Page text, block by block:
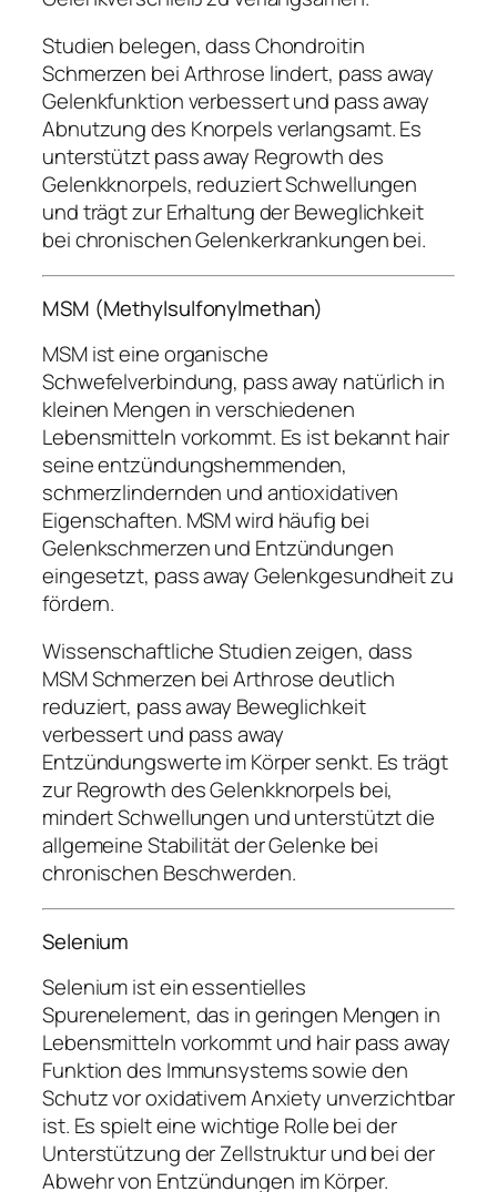
Studien belegen, dass Chondroitin
Schmerzen bei Arthrose lindert, pass away
Gelenkfunktion verbessert und pass away
Abnutzung des Knorpels verlangsamt. Es
unterstützt pass away Regrowth des
Gelenkknorpels, reduziert Schwellungen
und trägt zur Erhaltung der Beweglichkeit
bei chronischen Gelenkerkrankungen bei.
MSM (Methylsulfonylmethan)
MSM ist eine organische
Schwefelverbindung, pass away natürlich in
kleinen Mengen in verschiedenen
Lebensmitteln vorkommt. Es ist bekannt hair
seine entzündungshemmenden,
schmerzlindernden und antioxidativen
Eigenschaften. MSM wird häufig bei
Gelenkschmerzen und Entzündungen
eingesetzt, pass away Gelenkgesundheit zu
fördern.
Wissenschaftliche Studien zeigen, dass
MSM Schmerzen bei Arthrose deutlich
reduziert, pass away Beweglichkeit
verbessert und pass away
Entzündungswerte im Körper senkt. Es trägt
zur Regrowth des Gelenkknorpels bei,
mindert Schwellungen und unterstützt die
allgemeine Stabilität der Gelenke bei
chronischen Beschwerden.
Selenium
Selenium ist ein essentielles
Spurenelement, das in geringen Mengen in
Lebensmitteln vorkommt und hair pass away
Funktion des Immunsystems sowie den
Schutz vor oxidativem Anxiety unverzichtbar
ist. Es spielt eine wichtige Rolle bei der
Unterstützung der Zellstruktur und bei der
Abwehr von Entzündungen im Körper.